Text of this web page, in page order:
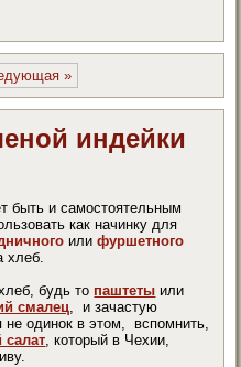
»
индейки
быть и самостоятельным
как начинку для
илифуршетного
хлеб.
будь то паштеты или
смалец, и зачастую
не одинок в этом, вспомнить,
салат, который в Чехии,